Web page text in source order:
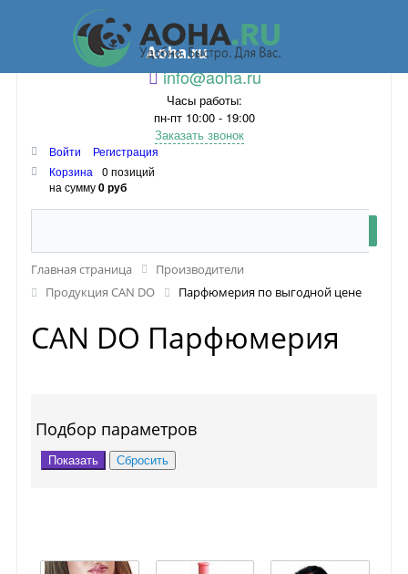
Aoha.ru
info@aoha.ru
Часы работы:
пн-пт 10:00 - 19:00
Заказать звонок
Войти
Регистрация
Корзина
0 позиций
на сумму0 руб
Главная страница
Производители
Продукция CAN DO
Парфюмерия по выгодной цене
CAN DO Парфюмерия
Подбор параметров